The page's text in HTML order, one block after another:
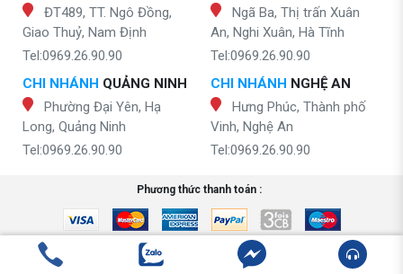
ĐT489, TT. Ngô Đồng,
Giao Thuỷ, Nam Định
Tel:0969.26.90.90
CHI NHÁNH QUẢNG NINH
Phường Đại Yên, Hạ
Long, Quảng Ninh
Tel:0969.26.90.90
Ngã Ba, Thị trấn Xuân
An, Nghi Xuân, Hà Tĩnh
Tel:0969.26.90.90
CHI NHÁNH NGHỆ AN
Hưng Phúc, Thành phố
Vinh, Nghệ An
Tel:0969.26.90.90
Phương thức thanh toán :